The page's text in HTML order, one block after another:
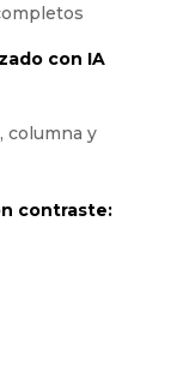
con IA
columna y
contraste: